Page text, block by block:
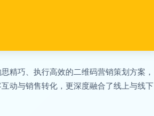
精巧、执行高效的二维码营销策划方案，
动与销售转化，更深度融合了线上与线下